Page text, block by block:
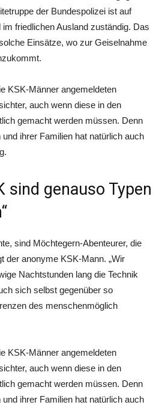
der Bundespolizei ist auf
friedlichen Ausland zuständig. Das
Einsätze, wo zur Geiselnahme
KSK-Männer angemeldeten
auch wenn diese in den
gemacht werden müssen. Denn
ihrer Familien hat natürlich auch
sind genauso Typen
sind Möchtegern-Abenteurer, die
der anonyme KSK-Mann. „Wir
Nachtstunden lang die Technik
sich selbst gegenüber so
des menschenmöglich
KSK-Männer angemeldeten
auch wenn diese in den
gemacht werden müssen. Denn
ihrer Familien hat natürlich auch